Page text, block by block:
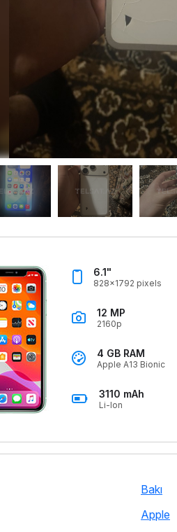
6.1"
828x1792 pixels
12 MP
2160p
4 GB RAM
Apple A13 Bionic
3110 mAh
Li-Ion
Bakı
Apple